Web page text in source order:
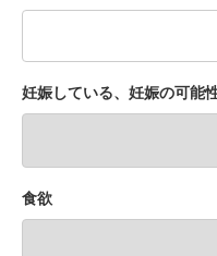
妊娠している、妊娠の可能
食欲